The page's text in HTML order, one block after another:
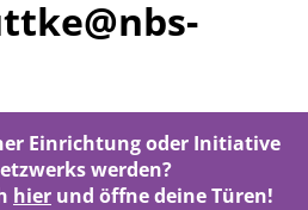
Einrichtung oder Initiative
werden?
hier und öffne deine Türen!